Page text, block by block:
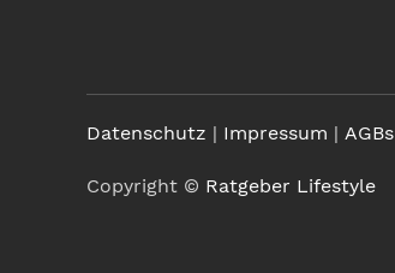
Datenschutz | Impressum | AGBs
Copyright © Ratgeber Lifestyle